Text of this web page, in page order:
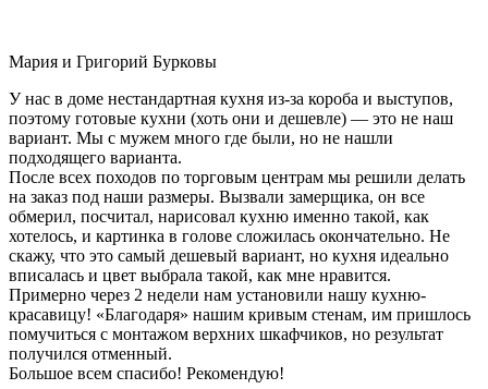
Мария и Григорий Бурковы
У нас в доме нестандартная кухня из-за короба и выступов,
поэтому готовые кухни (хоть они и дешевле) — это не наш
вариант. Мы с мужем много где были, но не нашли
подходящего варианта.
После всех походов по торговым центрам мы решили делать
на заказ под наши размеры. Вызвали замерщика, он все
обмерил, посчитал, нарисовал кухню именно такой, как
хотелось, и картинка в голове сложилась окончательно. Не
скажу, что это самый дешевый вариант, но кухня идеально
вписалась и цвет выбрала такой, как мне нравится.
Примерно через 2 недели нам установили нашу кухню-
красавицу! «Благодаря» нашим кривым стенам, им пришлось
помучиться с монтажом верхних шкафчиков, но результат
получился отменный.
Большое всем спасибо! Рекомендую!